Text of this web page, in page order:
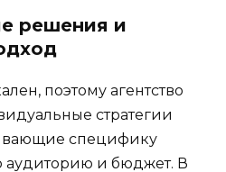
решения и
поэтому агентство
стратегии
специфику
и бюджет. В